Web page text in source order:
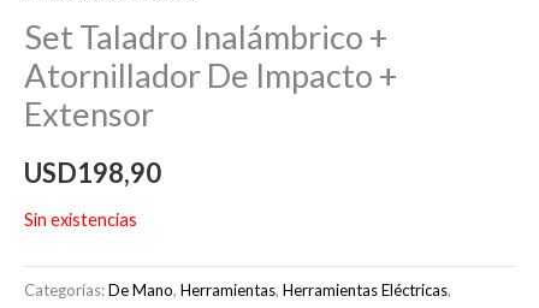
Set Taladro Inalámbrico +
Atornillador De Impacto +
Extensor
USD198,90
Sin existencias
Categorías:De Mano, Herramientas, Herramientas Eléctricas,